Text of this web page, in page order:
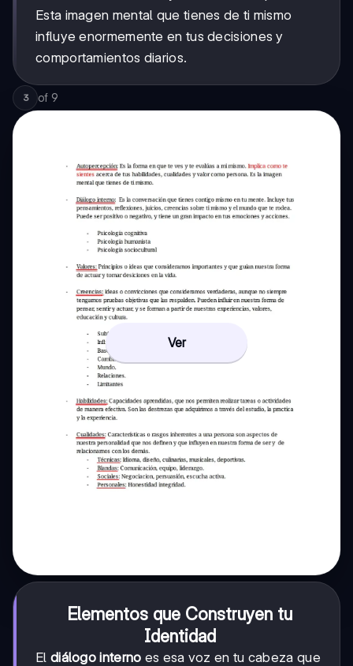
Esta imagen mental que tienes de ti mismo
influye enormemente en tus decisiones y
comportamientos diarios.
3 of 9
Ver
Elementos que Construyen tu
Identidad
El diálogo interno es esa voz en tu cabeza que